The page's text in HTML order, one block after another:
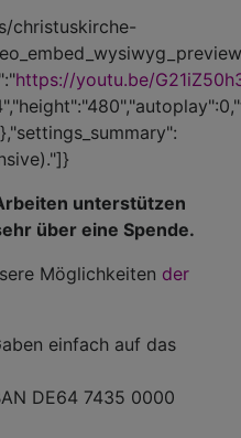
christuskirche-
https://youtu.be/
unterstützen
über eine Spende.
Möglichkeiten der
einfach auf das
DE64 7435 0000